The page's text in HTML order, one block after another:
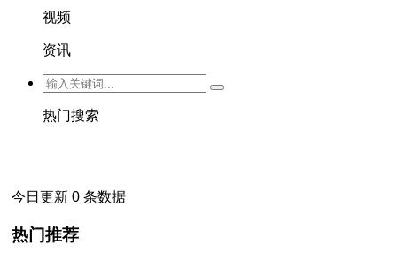
视频
资讯
热门搜索
今日更新 0 条数据
热门推荐